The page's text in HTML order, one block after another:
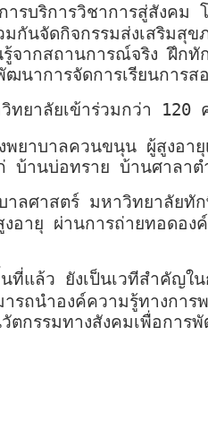
ารบริการวิชาการสู่สัง
กันจัดกิจกรรมส่งเสริมสุ
ากสถานการณ์จริง ฝึกทั
นาการจัดการเรียนการ
ทยาลัยเข้าร่วมกว่า 120
ยาบาลควนขนุน ผู้สูงอา
านบ่อทราย บ้านศาลาต
ลศาสตร์ มหาวิทยาลัยทั
ายุ ผ่านการถ่ายทอดอ
ที่แล้ว ยังเป็นเวทีสำคัญ
ำองค์ความรู้ทางการพ
กรรมทางสังคมเพื่อการ